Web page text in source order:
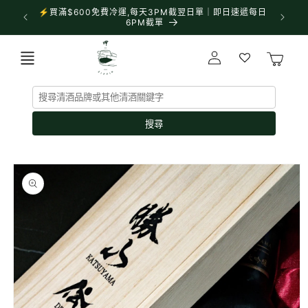
跳至內
容
⚡買滿$600免費冷運,每天3PM截翌日單｜即日速遞每日
6PM截單
✨門市
登
入
物
搜尋
略過產
品資訊